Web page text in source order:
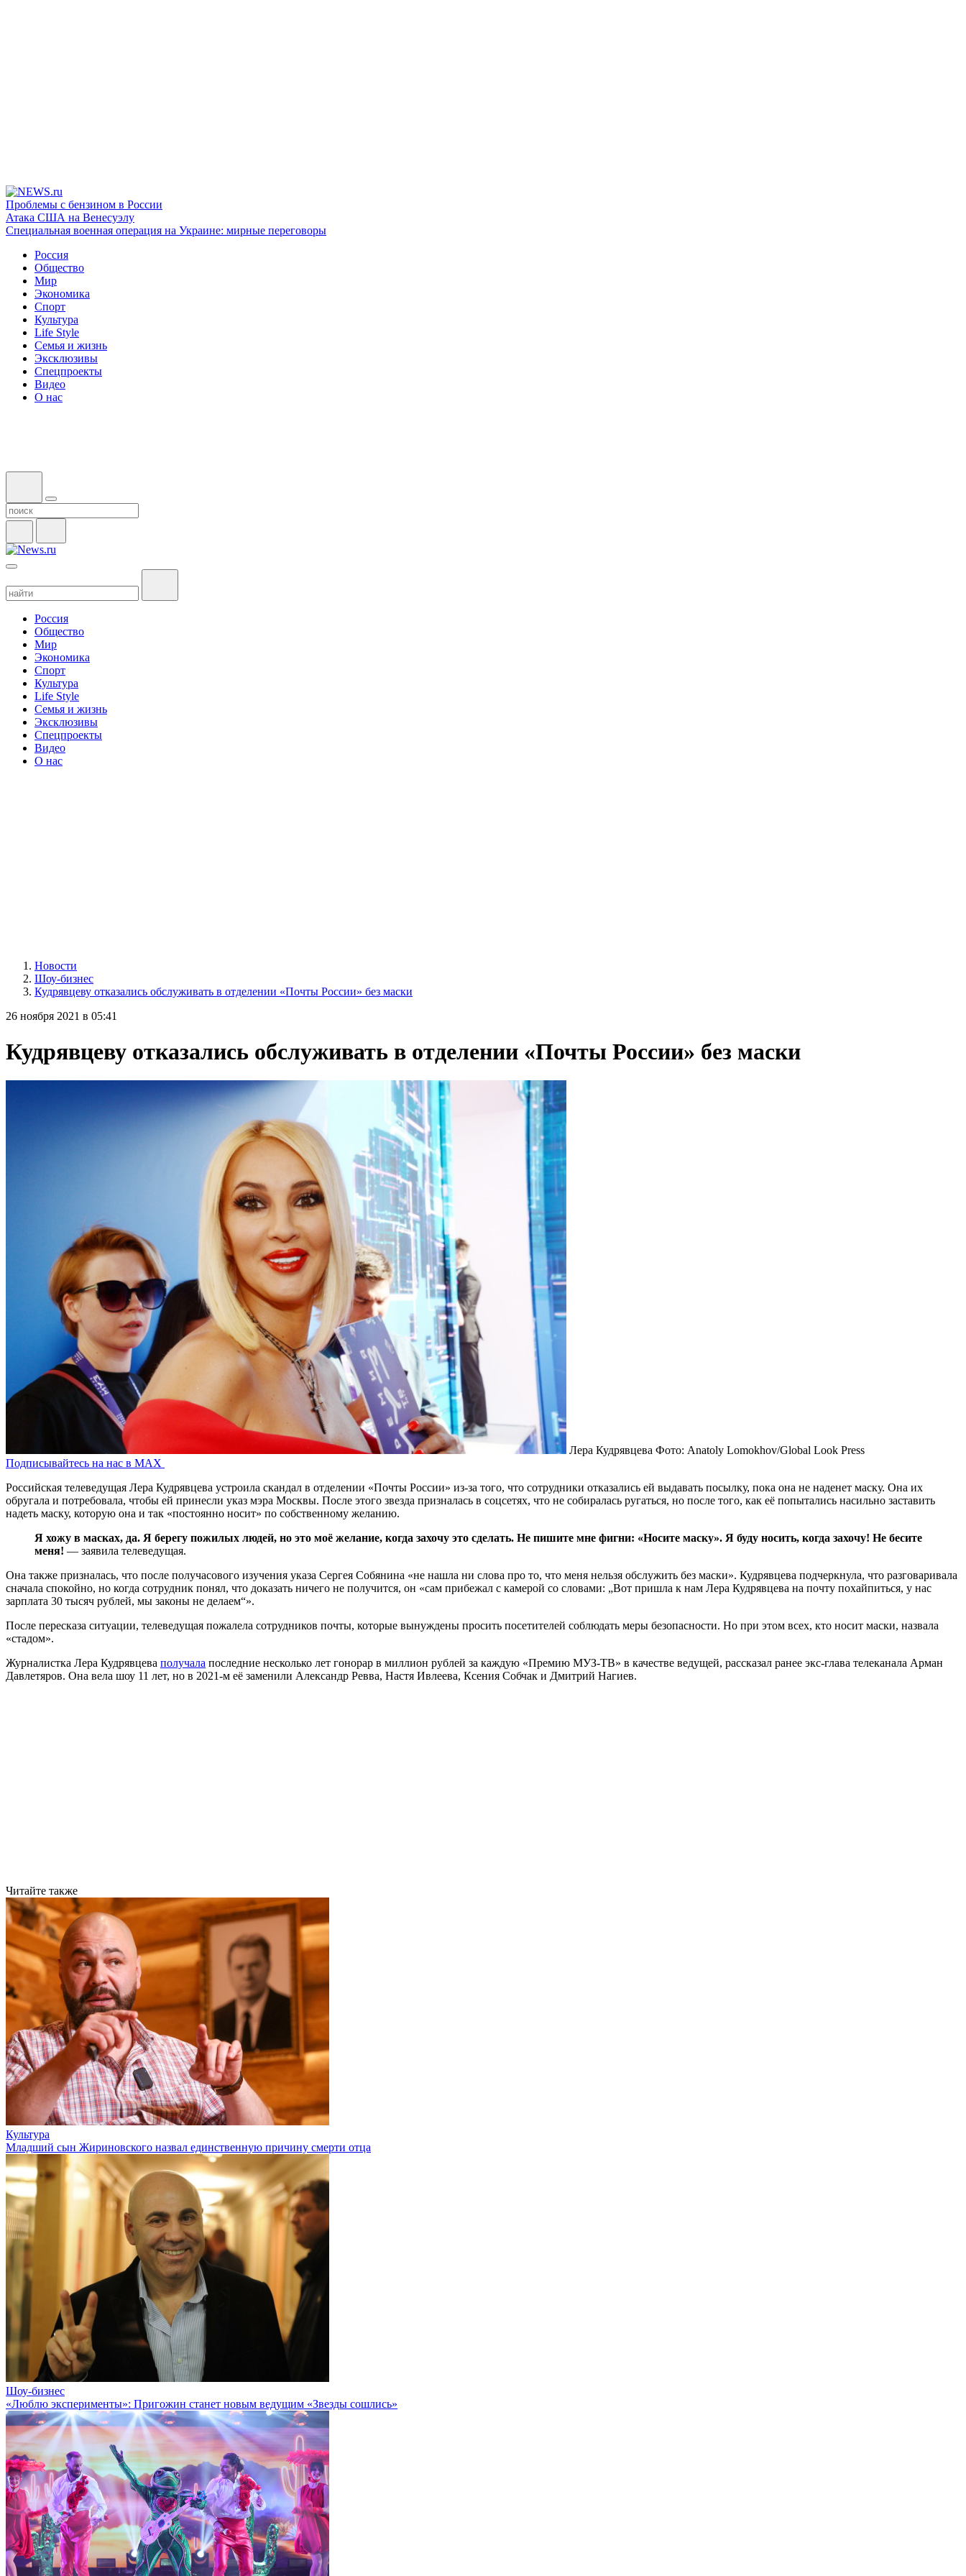
Проблемы с бензином в России
Атака США на Венесуэлу
Специальная военная операция на Украине: мирные переговоры
Россия
Общество
Мир
Экономика
Спорт
Культура
Life Style
Семья и жизнь
Эксклюзивы
Спецпроекты
Видео
О нас
Россия
Общество
Мир
Экономика
Спорт
Культура
Life Style
Семья и жизнь
Эксклюзивы
Спецпроекты
Видео
О нас
Новости
Шоу-бизнес
Кудрявцеву отказались обслуживать в отделении «Почты России» без маски
26 ноября 2021 в 05:41
Кудрявцеву отказались обслуживать в отделении «Почты России» без маски
Лера Кудрявцева Фото: Anatoly Lomokhov/Global Look Press
Подписывайтесь на нас в MAX
Российская телеведущая Лера Кудрявцева устроила скандал в отделении «Почты России» из-за того, что сотрудники отказались ей выдавать посылку, пока она не наденет маску. Она их
обругала и потребовала, чтобы ей принесли указ мэра Москвы. После этого звезда призналась в соцсетях, что не собиралась ругаться, но после того, как её попытались насильно заставить
надеть маску, которую она и так «постоянно носит» по собственному желанию.
Я хожу в масках, да. Я берегу пожилых людей, но это моё желание, когда захочу это сделать. Не пишите мне фигни: «Носите маску». Я буду носить, когда захочу! Не бесите
меня! — заявила телеведущая.
Она также призналась, что после получасового изучения указа Сергея Собянина «не нашла ни слова про то, что меня нельзя обслужить без маски». Кудрявцева подчеркнула, что разговаривала
сначала спокойно, но когда сотрудник понял, что доказать ничего не получится, он «сам прибежал с камерой со словами: „Вот пришла к нам Лера Кудрявцева на почту похайпиться, у нас
зарплата 30 тысяч рублей, мы законы не делаем“».
После пересказа ситуации, телеведущая пожалела сотрудников почты, которые вынуждены просить посетителей соблюдать меры безопасности. Но при этом всех, кто носит маски, назвала
«стадом».
Журналистка Лера Кудрявцева получала последние несколько лет гонорар в миллион рублей за каждую «Премию МУЗ-ТВ» в качестве ведущей, рассказал ранее экс-глава телеканала Арман
Давлетяров. Она вела шоу 11 лет, но в 2021-м её заменили Александр Ревва, Настя Ивлеева, Ксения Собчак и Дмитрий Нагиев.
Читайте также
Культура
Младший сын Жириновского назвал единственную причину смерти отца
Шоу-бизнес
«Люблю эксперименты»: Пригожин станет новым ведущим «Звезды сошлись»